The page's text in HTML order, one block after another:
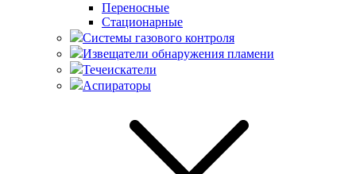
Переносные
Стационарные
Системы газового контроля
Извещатели обнаружения пламени
Течеискатели
Аспираторы